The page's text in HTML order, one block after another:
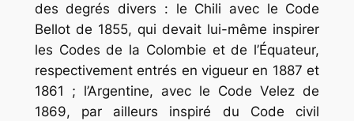
des degrés divers : le Chili avec le Code
Bellot de 1855, qui devait lui-même inspirer
les Codes de la Colombie et de l’Équateur,
respectivement entrés en vigueur en 1887 et
1861 ; l’Argentine, avec le Code Velez de
1869, par ailleurs inspiré du Code civil